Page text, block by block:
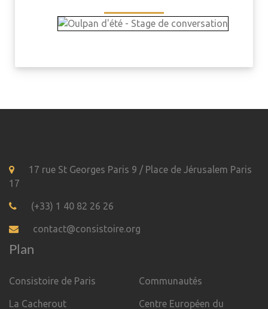
17 rue St Georges Paris 9 / Place de Jérusalem Paris
17
(+33) 1 40 82 26 26
contact@consistoire.org
Plan
Consistoire de Paris
La Cacherout
Communautés
Centre Européen du